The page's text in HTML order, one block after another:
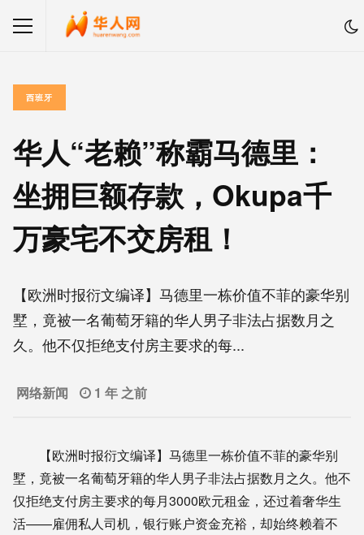
西班牙
华人“老赖”称霸马德里：
坐拥巨额存款，Okupa千
万豪宅不交房租！
【欧洲时报衍文编译】马德里一栋价值不菲的豪华别
墅，竟被一名葡萄牙籍的华人男子非法占据数月之
久。他不仅拒绝支付房主要求的每...
网络新闻 1 年 之前
【欧洲时报衍文编译】马德里一栋价值不菲的豪华别
墅，竟被一名葡萄牙籍的华人男子非法占据数月之久。他不
仅拒绝支付房主要求的每月3000欧元租金，还过着奢华生
活——雇佣私人司机，银行账户资金充裕，却始终赖着不